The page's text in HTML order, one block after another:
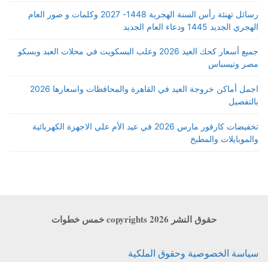
رسائل تهنئة رأس السنة الهجرية 1448- 2027 وكلمات و صور العام
الهجري الجديد 1445 ودعاء العام الجديد
جميع أسعار كحك العيد 2026 وعلب البسكويت في محلات العبد وبسكو
مصر وتيسباس
اجمل أماكن خروجة العيد في القاهرة والمحافظات واسعارها 2026
بالتفصيل
تخفيضات كارفور مارس 2026 في عيد الأم علي الاجهزة الكهربائية
والموبايلات والمطبخ
حقوق النشر copyrights 2026 خمس خطوات
سياسة الخصوصية وحقوق الملكية